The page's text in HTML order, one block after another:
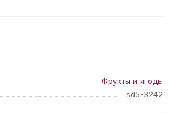
Фрукты и ягоды
sd5-3242